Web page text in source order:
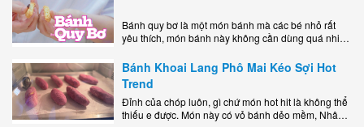
Bánh quy bơ là một món bánh mà các bé nhỏ rất
nguyên liệu hay quá cầu kỳ, cách làm..
Bánh Khoai Lang Phô Mai Kéo Sợi Hot
Trend
Đỉnh của chóp luôn, gì chứ món hot hit là không thể